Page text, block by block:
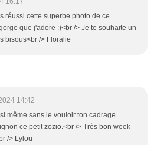
réussi cette superbe photo de ce
que j'adore :)<br /> Je te souhaite un
bisous<br /> Floralie
14:42
même sans le vouloir ton cadrage
ce petit zozio.<br /> Très bon week-
/> Lylou